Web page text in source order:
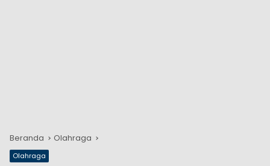
Beranda Olahraga
Olahraga